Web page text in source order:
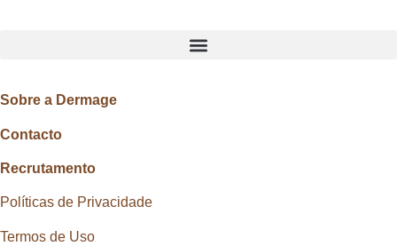
Sobre a Dermage
Contacto
Recrutamento
Políticas de Privacidade
Termos de Uso